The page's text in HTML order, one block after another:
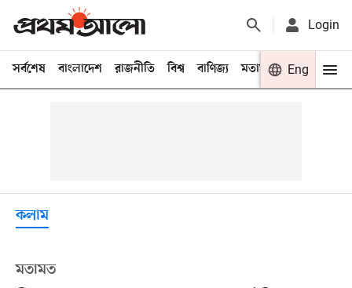
Login
সর্বশেষ বাংলাদেশ রাজনীতি বিশ্ব বাণিজ্য মতামত খেলা
Eng
কলাম
মতামত